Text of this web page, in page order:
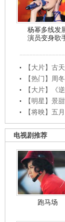
杨幂多线发
演员变身歌
【大片】古
【热门】周
【大片】《
【明星】景
【将映】五
电视剧推荐
跑马场